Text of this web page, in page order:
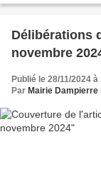
Délibérations
novembre
Publié le 28/11/2024 à
Par Mairie Dampierre